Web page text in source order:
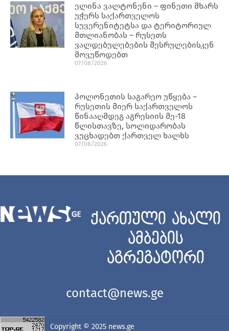
ელინა ვალტონენი – ფინეთი მხარს
უჭერს საქართველოს
სუვერენიტეტსა და ტერიტორიულ
მთლიანობას – რუსეთს
ვალდებულებების შესრულებისკენ
მოვუწოდებთ
07/08/2026
პოლონეთის საგარეო უწყება –
რუსეთის მიერ საქართველოს
წინააღმდეგ აგრესიის მე-18
წლისთავზე, სოლიდარობას
ვუცხადებთ ქართველ ხალხს
07/08/2026
ქართული ახალი
ამბების
აგრეგატორი
contact@news.ge
Copyright © 2025 news.ge